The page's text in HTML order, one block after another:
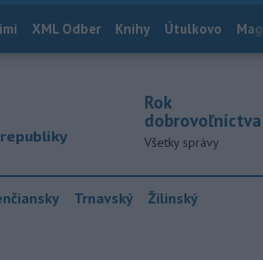
XML Odber Knihy Útulkovo
Rok
dobrovoľníctva
Všetky správy
Trnavský Žilinský